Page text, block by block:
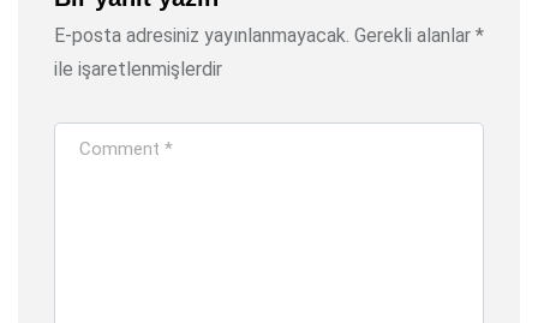
E-posta adresiniz yayınlanmayacak. Gerekli alanlar *
ile işaretlenmişlerdir